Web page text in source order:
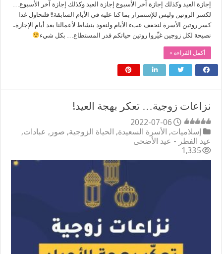
إجازة العيد وكذلك إجازة آخر الأسبوع إجازة العيد وكذلك إجازة آخر الأسبوع…
لكسر الروتين وليس للإستمرار بما كنا عليه في الأيام السابقة!! فلنحاول غدا
كسر روتين الأسرة لنخفف عبء الأيام ولنعود بنشاط لأعمالنا بعد أيام الإجازة..
نصيحة لكل زوجين غيِّروا روتين حياتكم قدر المستطاع… بكل شيء
أكمل القراءة »
نزاعات زوجية… تعكر بهجة العيد!
2022-07-06
إسلاميات, الأسرة السعيدة, الحياة الزوجية, صور , عبادات,
عيد الفطر - عيد الأضحى
1,335